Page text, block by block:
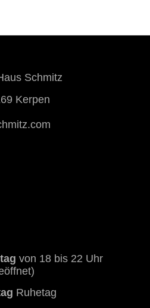
Schmitz
Kerpen
von 18 bis 22 Uhr
Ruhetag